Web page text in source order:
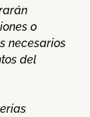
o
necesarios
del